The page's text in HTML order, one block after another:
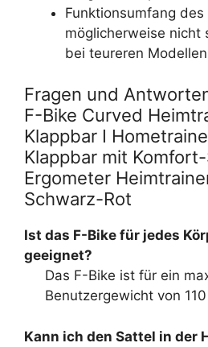
Funktionsumfang
möglicherweise nicht
bei teureren Modellen
Fragen und
F-Bike Curved
Klappbar I
Klappbar mit
Ergometer
Schwarz-Rot
Ist das F-Bike für jedes
geeignet?
Das F-Bike ist für ein
Benutzergewicht von
Kann ich den Sattel in der